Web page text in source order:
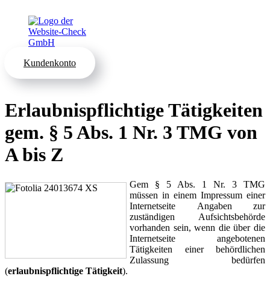
Kundenkonto
Erlaubnispflichtige Tätigkeiten
gem. § 5 Abs. 1 Nr. 3 TMG von
A bis Z
Gem § 5 Abs. 1 Nr. 3 TMG
müssen in einem Impressum einer
Internetseite Angaben zur
zuständigen Aufsichtsbehörde
vorhanden sein, wenn die über die
Internetseite angebotenen
Tätigkeiten einer behördlichen
Zulassung bedürfen
(erlaubnispflichtige Tätigkeit).